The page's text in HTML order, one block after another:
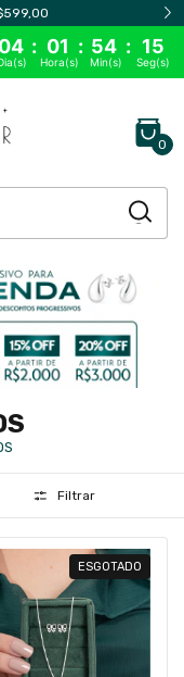
04 : 01 : 54 : 14
Hora(s) Min(s) Seg(s)
0
Filtrar
ESGOTADO